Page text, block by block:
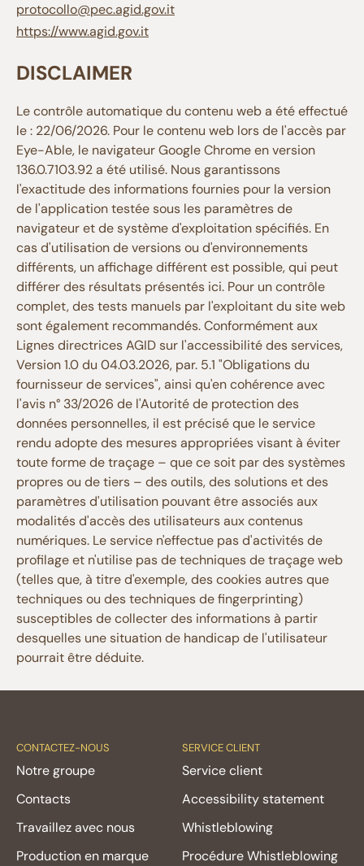
protocollo@pec.agid.gov.it
https://www.agid.gov.it
DISCLAIMER
Le contrôle automatique du contenu web a été effectué
le : 22/06/2026. Pour le contenu web lors de l'accès par
Eye-Able, le navigateur Google Chrome en version
136.0.7103.92 a été utilisé. Nous garantissons
l'exactitude des informations fournies pour la version
de l'application testée sous les paramètres de
navigateur et de système d'exploitation spécifiés. En
cas d'utilisation de versions ou d'environnements
différents, un affichage différent est possible, qui peut
différer des résultats présentés ici. Pour un contrôle
complet, des tests manuels par l'exploitant du site web
sont également recommandés. Conformément aux
Lignes directrices AGID sur l'accessibilité des services,
Version 1.0 du 04.03.2026, par. 5.1 "Obligations du
fournisseur de services", ainsi qu'en cohérence avec
l'avis n° 33/2026 de l'Autorité de protection des
données personnelles, il est précisé que le service
rendu adopte des mesures appropriées visant à éviter
toute forme de traçage – que ce soit par des systèmes
propres ou de tiers – des outils, des solutions et des
paramètres d'utilisation pouvant être associés aux
modalités d'accès des utilisateurs aux contenus
numériques. Le service n'effectue pas d'activités de
profilage et n'utilise pas de techniques de traçage web
(telles que, à titre d'exemple, des cookies autres que
techniques ou des techniques de fingerprinting)
susceptibles de collecter des informations à partir
desquelles une situation de handicap de l'utilisateur
pourrait être déduite.
CONTACTEZ-NOUS
Notre groupe
Contacts
Travaillez avec nous
Production en marque
SERVICE CLIENT
Service client
Accessibility statement
Whistleblowing
Procédure Whistleblowing